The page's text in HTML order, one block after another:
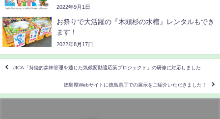
2022年9月1日
お祭りで大活躍の『木頭杉の水槽』レンタルもでき
ます！
2022年8月17日
JICA「持続的森林管理を通じた気候変動適応策プロジェクト」の研修に対応しました
徳島県Webサイトに徳島県庁での展示をご紹介いただきました！